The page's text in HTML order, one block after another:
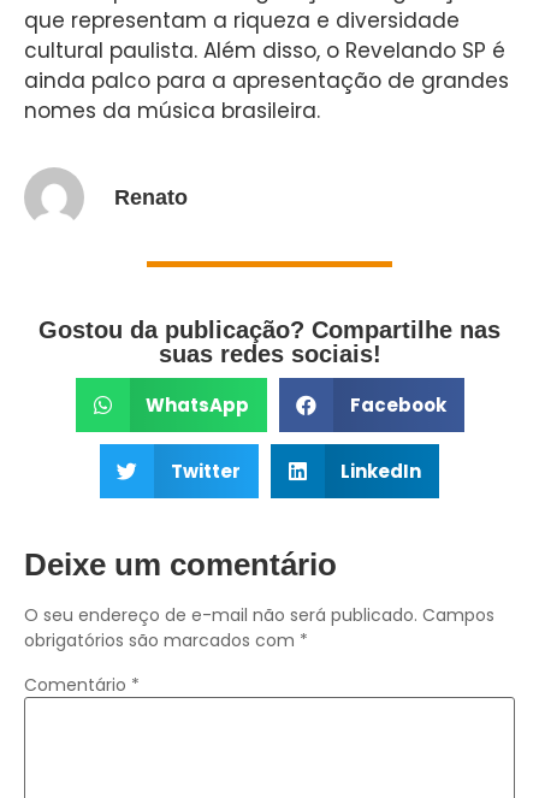
que representam a riqueza e diversidade
cultural paulista. Além disso, o Revelando SP é
ainda palco para a apresentação de grandes
nomes da música brasileira.
Renato
Gostou da publicação? Compartilhe nas
suas redes sociais!
WhatsApp Facebook
Twitter LinkedIn
Deixe um comentário
O seu endereço de e-mail não será publicado. Campos
obrigatórios são marcados com *
Comentário *